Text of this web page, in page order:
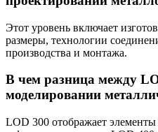
Этот уровень включает
размеры, технологии
производства и монтажа.
В чем разница между
моделировании
LOD 300 отображает